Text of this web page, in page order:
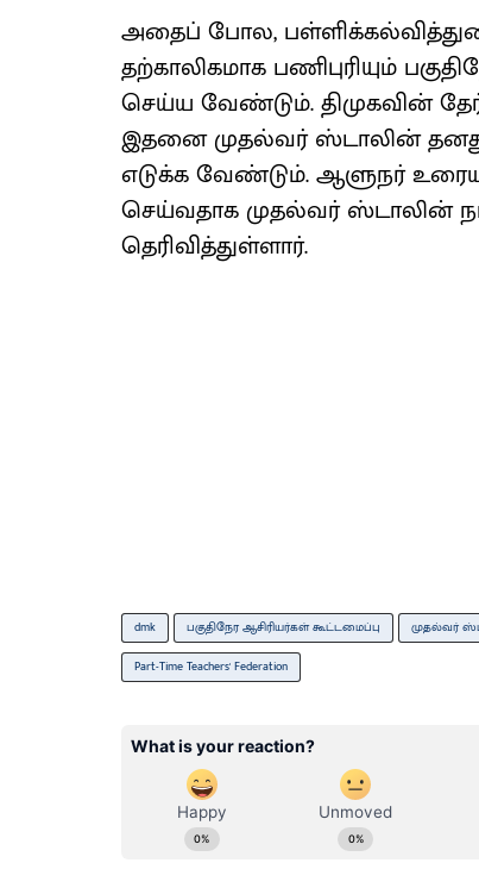
அதைப் போல,
தற்காலிகமாக பணிபுரியும்
செய்ய வேண்டும். திமுகவின்
இதனை முதல்வர் ஸ்டாலின்
எடுக்க வேண்டும். ஆளுநர்
செய்வதாக முதல்வர் ஸ்டாலின்
தெரிவித்துள்ளார்.
dmk பகுதிநேர ஆசிரியர்கள் கூட்டமைப்பு முதல்வர்
Part-Time Teachers' Federation